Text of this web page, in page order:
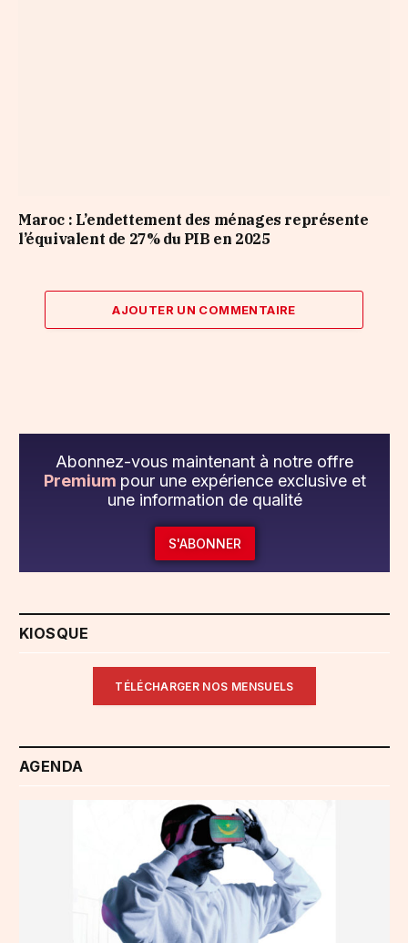
Maroc : L’endettement des ménages représente
l’équivalent de 27% du PIB en 2025
AJOUTER UN COMMENTAIRE
Abonnez-vous maintenant à notre offre
Premium pour une expérience exclusive et
une information de qualité
S'ABONNER
KIOSQUE
TÉLÉCHARGER NOS MENSUELS
AGENDA